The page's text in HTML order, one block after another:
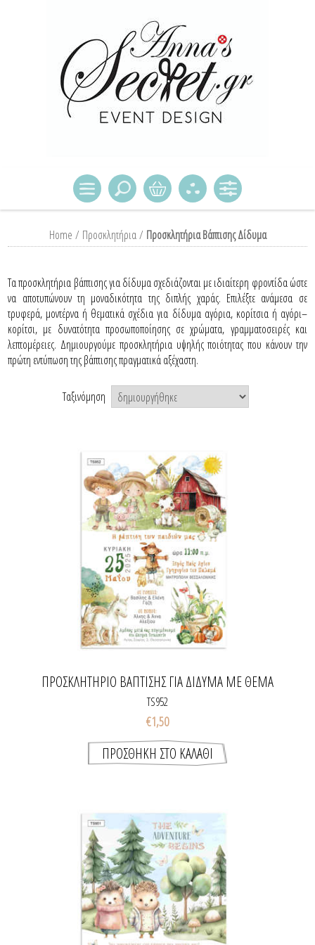
Home / Προσκλητήρια / Προσκλητήρια Βάπτισης Δίδυμα
Τα προσκλητήρια βάπτισης για δίδυμα σχεδιάζονται με ιδιαίτερη φροντίδα ώστε
να αποτυπώνουν τη μοναδικότητα της διπλής χαράς. Επιλέξτε ανάμεσα σε
τρυφερά, μοντέρνα ή θεματικά σχέδια για δίδυμα αγόρια, κορίτσια ή αγόρι–
κορίτσι, με δυνατότητα προσωποποίησης σε χρώματα, γραμματοσειρές και
λεπτομέρειες. Δημιουργούμε προσκλητήρια υψηλής ποιότητας που κάνουν την
πρώτη εντύπωση της βάπτισης πραγματικά αξέχαστη.
Ταξινόμηση
ΠΡΟΣΚΛΗΤΉΡΙΟ ΒΆΠΤΙΣΗΣ ΓΙΑ ΔΊΔΥΜΑ ΜΕ ΘΈΜΑ
TWINS FARM
TS952
€1,50